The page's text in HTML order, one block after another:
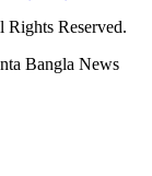
Reserved.
Bangla News